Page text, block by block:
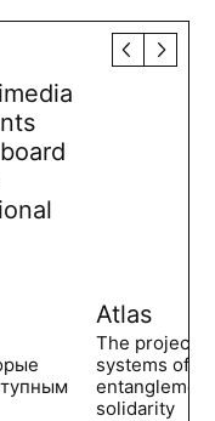
Atlas
The project
systems of
solidarity